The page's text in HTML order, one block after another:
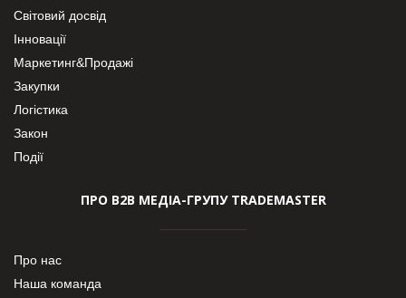
Світовий досвід
Інновації
Маркетинг&Продажі
Закупки
Логістика
Закон
Події
ПРО В2В МЕДІА-ГРУПУ TRADEMASTER
Про нас
Наша команда